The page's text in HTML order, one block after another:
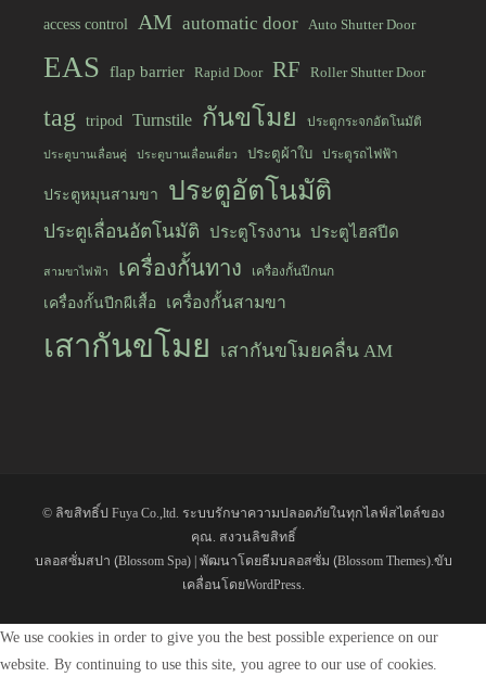
access control AM automatic door Auto Shutter Door
EAS flap barrier Rapid Door RF Roller Shutter Door
tag tripod Turnstile กันขโมย ประตูกระจกอัตโนมัติ
ประตูบานเลื่อนคู่ ประตูบานเลื่อนเดี่ยว ประตูผ้าใบ ประตูรถไฟฟ้า
ประตูหมุนสามขา ประตูอัตโนมัติ
ประตูเลื่อนอัตโนมัติ ประตูโรงงาน ประตูไฮสปีด
สามขาไฟฟ้า เครื่องกั้นทาง เครื่องกั้นปีกนก
เครื่องกั้นปีกผีเสื้อ เครื่องกั้นสามขา
เสากันขโมย เสากันขโมยคลื่น AM
© ลิขสิทธิ์ป Fuya Co.,ltd. ระบบรักษาความปลอดภัยในทุกไลฟ์สไตล์ของ
คุณ . สงวนลิขสิทธิ์
บลอสซั่มสปา (ฺBlossom Spa) | พัฒนาโดยธีมบลอสซั่ม (ฺBlossom Themes).ขับ
เคลื่อนโดยWordPress.
We use cookies in order to give you the best possible experience on our
website. By continuing to use this site, you agree to our use of cookies.